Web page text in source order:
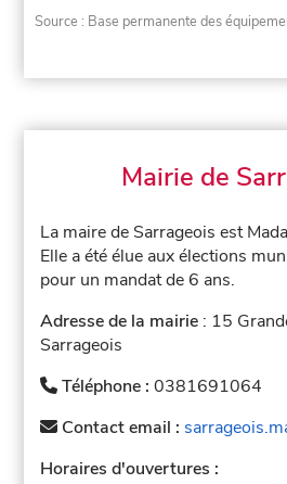
Source : Base permanente des
Mairie de
La maire de Sarrageois est
Elle a été élue aux élections
pour un mandat de 6 ans.
Adresse de la mairie : 15
Sarrageois
Téléphone :0381691064
Contact email :
Horaires d'ouvertures :